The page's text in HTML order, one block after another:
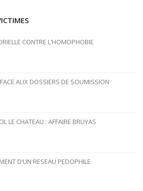
CONTRE L’HOMOPHOBIE
AUX DOSSIERS DE SOUMISSION
LE CHATEAU : AFFAIRE BRUYAS
D’UN RESEAU PEDOPHILE